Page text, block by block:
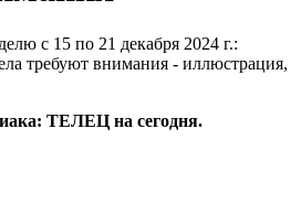
ТЕЛЕЦ на сегодня.